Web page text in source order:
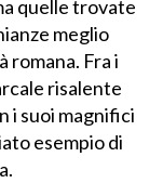
quelle trovate
meglio
romana. Fra i
risalente
i suoi magnifici
esempio di